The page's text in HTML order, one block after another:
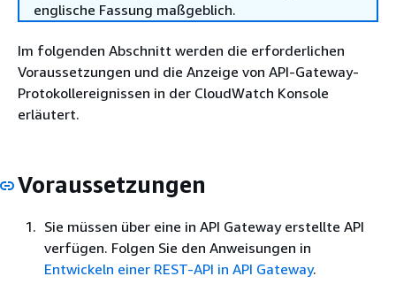
englische Fassung maßgeblich.
Im folgenden Abschnitt werden die erforderlichen
Voraussetzungen und die Anzeige von API-Gateway-
Protokollereignissen in der CloudWatch Konsole
erläutert.
Voraussetzungen
Sie müssen über eine in API Gateway erstellte API
verfügen. Folgen Sie den Anweisungen in
Entwickeln einer REST-API in API Gateway.